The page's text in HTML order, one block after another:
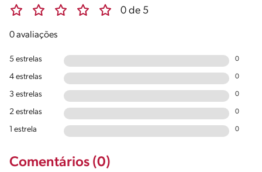
0 de 5
0 avaliações
5 estrelas 0
4 estrelas 0
3 estrelas 0
2 estrelas 0
1 estrela 0
Comentários (0)